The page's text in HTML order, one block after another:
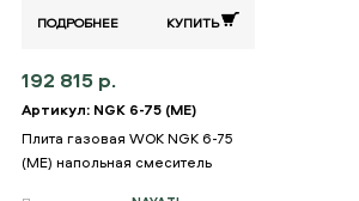
ПОДРОБНЕЕ КУПИТЬ
192 815 р.
Артикул: NGK 6-75 (ME)
Плита газовая WOK NGK 6-75
(ME) напольная смеситель